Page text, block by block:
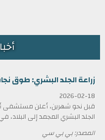
زراعة الجلد البشري: طوق
2026-02-18
قبل نحو شهرين، أعلن
الجلد البشري المجمد إلى
المصدر: بي بي سي